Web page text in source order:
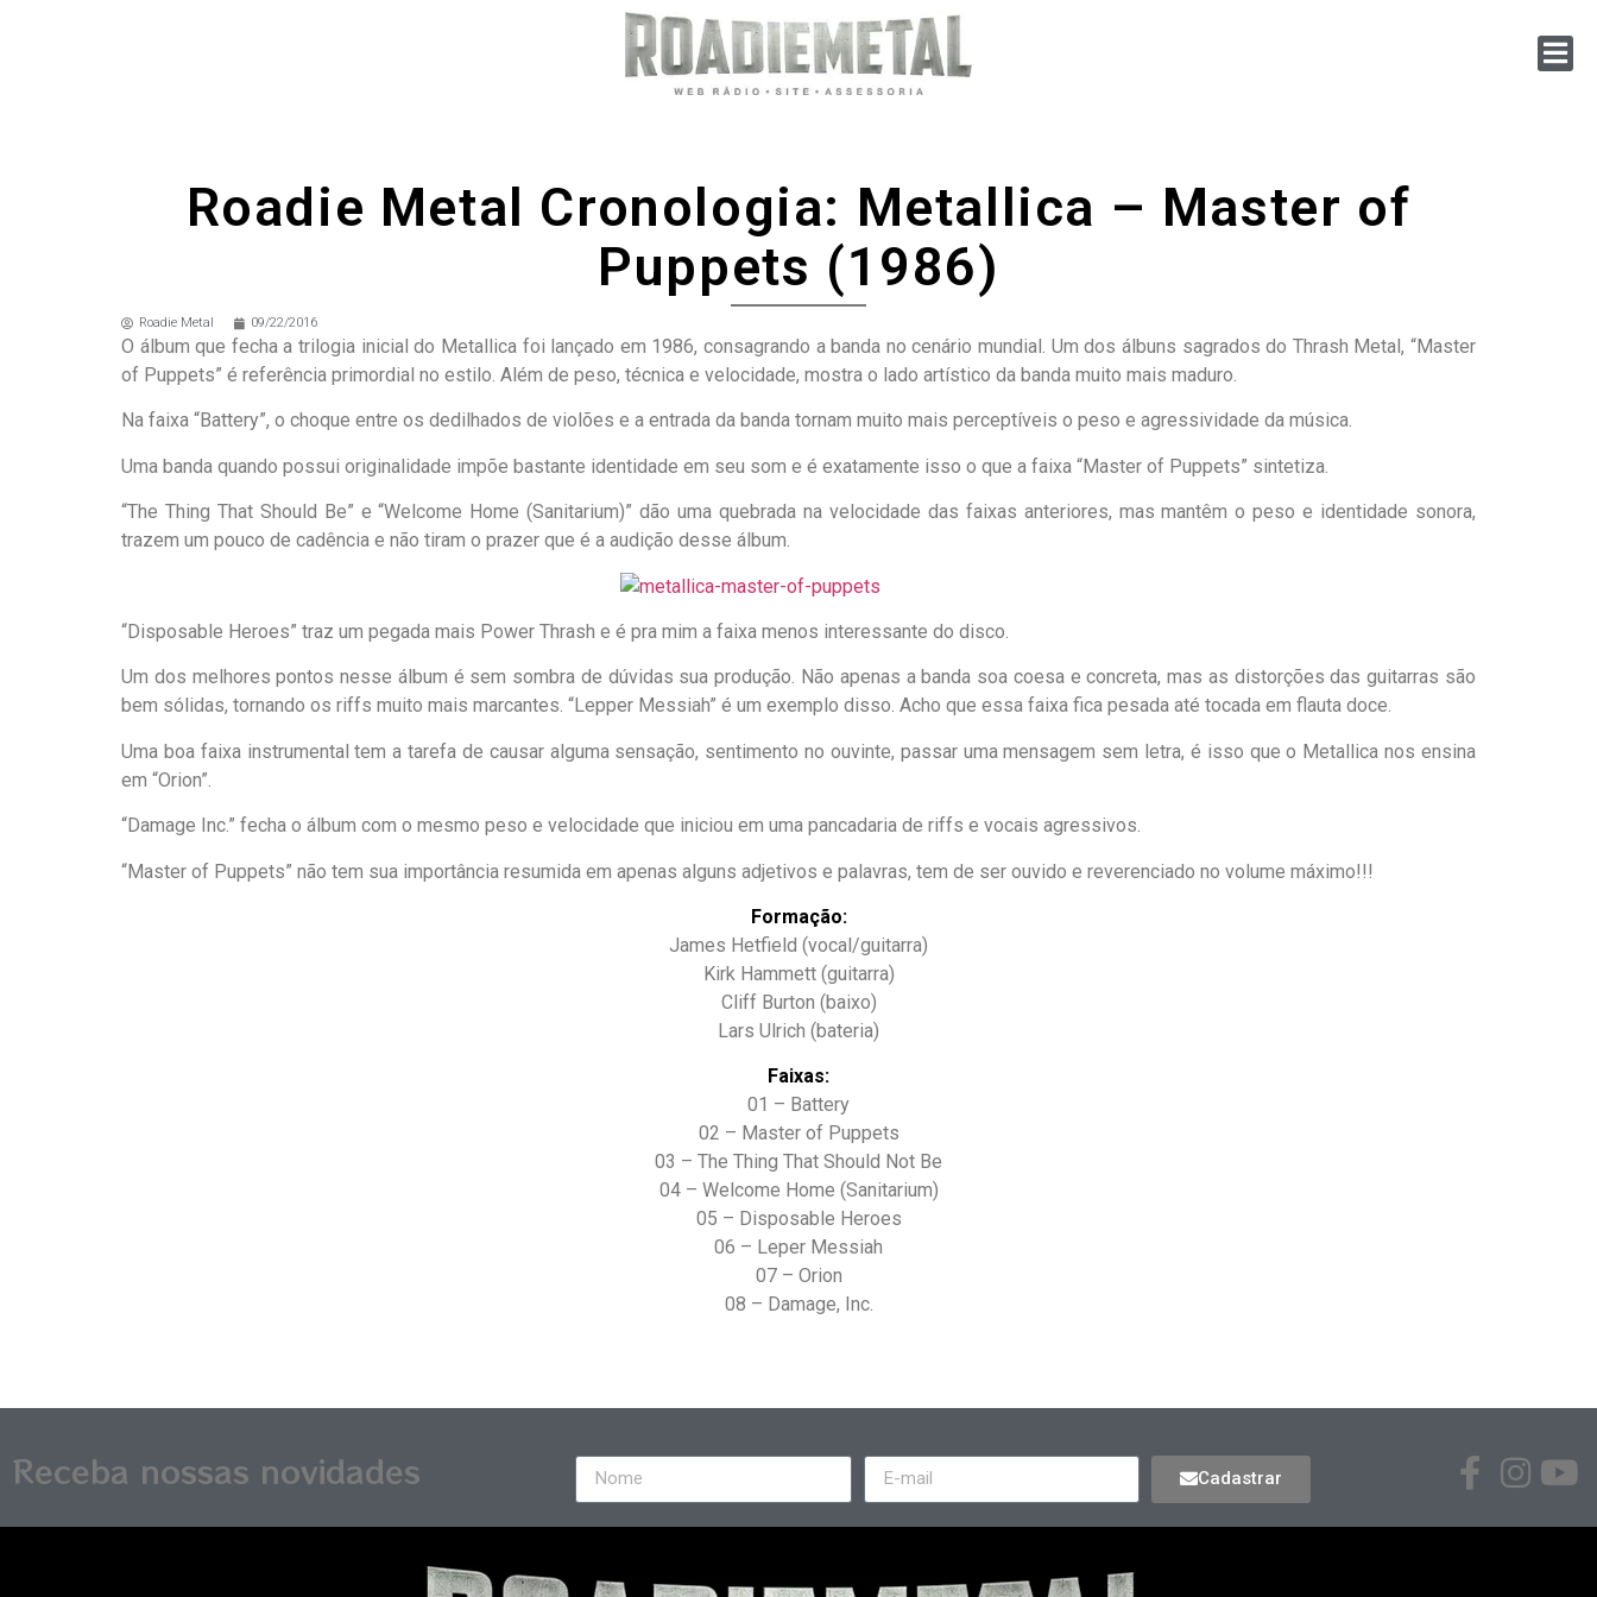
Roadie Metal Cronologia: Metallica – Master of
Puppets (1986)
Roadie Metal 09/22/2016
O álbum que fecha a trilogia inicial do Metallica foi lançado em 1986, consagrando a banda no cenário mundial. Um dos álbuns sagrados do Thrash Metal, “Master
of Puppets” é referência primordial no estilo. Além de peso, técnica e velocidade, mostra o lado artístico da banda muito mais maduro.
Na faixa “Battery”, o choque entre os dedilhados de violões e a entrada da banda tornam muito mais perceptíveis o peso e agressividade da música.
Uma banda quando possui originalidade impõe bastante identidade em seu som e é exatamente isso o que a faixa “Master of Puppets” sintetiza.
“The Thing That Should Be” e “Welcome Home (Sanitarium)” dão uma quebrada na velocidade das faixas anteriores, mas mantêm o peso e identidade sonora,
trazem um pouco de cadência e não tiram o prazer que é a audição desse álbum.
“Disposable Heroes” traz um pegada mais Power Thrash e é pra mim a faixa menos interessante do disco.
Um dos melhores pontos nesse álbum é sem sombra de dúvidas sua produção. Não apenas a banda soa coesa e concreta, mas as distorções das guitarras são
bem sólidas, tornando os riffs muito mais marcantes. “Lepper Messiah” é um exemplo disso. Acho que essa faixa fica pesada até tocada em flauta doce.
Uma boa faixa instrumental tem a tarefa de causar alguma sensação, sentimento no ouvinte, passar uma mensagem sem letra, é isso que o Metallica nos ensina
em “Orion”.
“Damage Inc.” fecha o álbum com o mesmo peso e velocidade que iniciou em uma pancadaria de riffs e vocais agressivos.
“Master of Puppets” não tem sua importância resumida em apenas alguns adjetivos e palavras, tem de ser ouvido e reverenciado no volume máximo!!!
Formação:
James Hetfield (vocal/guitarra)
Kirk Hammett (guitarra)
Cliff Burton (baixo)
Lars Ulrich (bateria)
Faixas:
01 – Battery
02 – Master of Puppets
03 – The Thing That Should Not Be
04 – Welcome Home (Sanitarium)
05 – Disposable Heroes
06 – Leper Messiah
07 – Orion
08 – Damage, Inc.
Receba nossas novidades Cadastrar